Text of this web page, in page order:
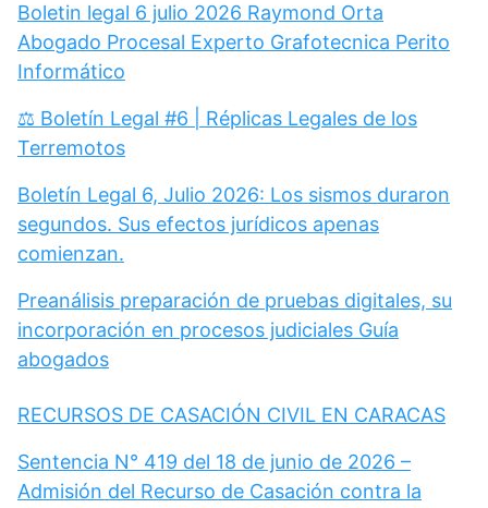
Boletin legal 6 julio 2026 Raymond Orta
Abogado Procesal Experto Grafotecnica Perito
Informático
⚖️ Boletín Legal #6 | Réplicas Legales de los
Terremotos
Boletín Legal 6, Julio 2026: Los sismos duraron
segundos. Sus efectos jurídicos apenas
comienzan.
Preanálisis preparación de pruebas digitales, su
incorporación en procesos judiciales Guía
abogados
RECURSOS DE CASACIÓN CIVIL EN CARACAS
Sentencia N° 419 del 18 de junio de 2026 –
Admisión del Recurso de Casación contra la